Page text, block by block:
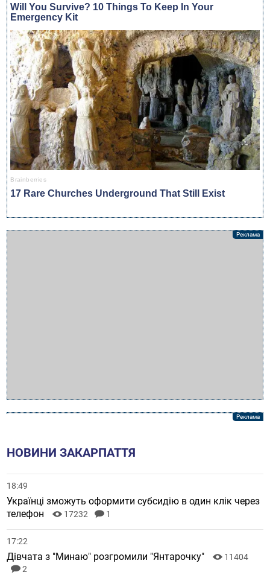
НОВИНИ ЗАКАРПАТТЯ
18:49
Українці зможуть оформити субсидію в один клік через
телефон
17232 1
17:22
Дівчата з "Минаю" розгромили "Янтарочку"
11404
2